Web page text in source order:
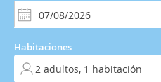
Habitaciones